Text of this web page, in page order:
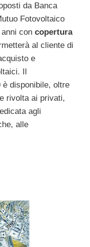
da Banca
Fotovoltaico
con copertura
al cliente di
e
Il
è disponibile, oltre
rivolta ai privati,
agli
alle